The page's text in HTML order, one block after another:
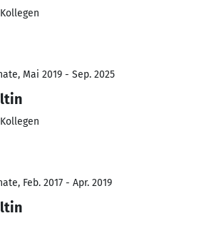
Mai 2019 - Sep. 2025
Feb. 2017 - Apr. 2019